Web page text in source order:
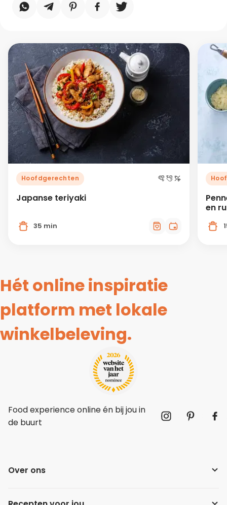
Hoofdgerechten
Japanse teriyaki
35 min
en
Hét online inspiratie
platform met lokale
winkelbeleving.
Food experience online én bij jou in
de buurt
Over ons